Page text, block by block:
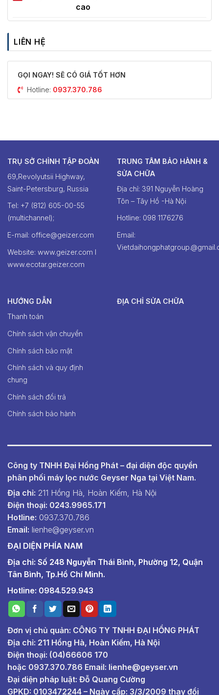
cao
LIÊN HỆ
GỌI NGAY! SẼ CÓ GIÁ TỐT HƠN
Hotline: 0937.370.786
TRỤ SỞ CHỈNH TẬP ĐOÀN
69,Revolyutsii Highway,
Saint-Petersburg, Russia
Tel: +7 (812) 605-00-55
(multichannel);
E-mail: office@geizer.com
Website: www.geizer.com I
www.ecotar.geizer.com
TRUNG TÂM BẢO HÀNH &
SỬA CHỮA
Địa chỉ: 391 Nguyễn Hoàng
Tôn – Tây Hồ -Hà Nội
Hotline: ‭098 1176276‬
Email:
HƯỚNG DẪN
Thanh toán
Chính sách vận chuyển
Chính sách bảo mật
Chính sách và quy định
chung
Chính sách đổi trả
Chính sách bảo hành
ĐỊA CHỈ SỬA CHỮA
Công ty TNHH Đại Hồng Phát – đại diện độc quyền
phân phối máy lọc nước Geyser Nga tại Việt Nam.
Địa chỉ: 211 Hồng Hà, Hoàn Kiếm, Hà Nội
Điện thoại: 0243.9965.171
Hotline: 0937.370.786
Email: lienhe@geyser.vn
ĐẠI DIỆN PHÍA NAM
Địa chỉ: Số 248 Nguyễn Thái Bình, Phường 12, Quận
Tân Bình, Tp.Hồ Chí Minh.
Hotline: 0984.529.943
Đơn vị chủ quản: CÔNG TY TNHH ĐẠI HỒNG PHÁT
Địa chỉ: 211 Hồng Hà, Hoàn Kiếm, Hà Nội
Điện thoại: (04)66606 170
hoặc 0937.370.786 Email: lienhe@geyser.vn
Đại diện pháp luật: Đỗ Quang Cường
GPKD: 0103472244 – Ngày cấp: 3/3/2009 thay đổi